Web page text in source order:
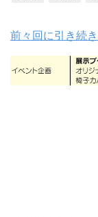
前々回に引き続き